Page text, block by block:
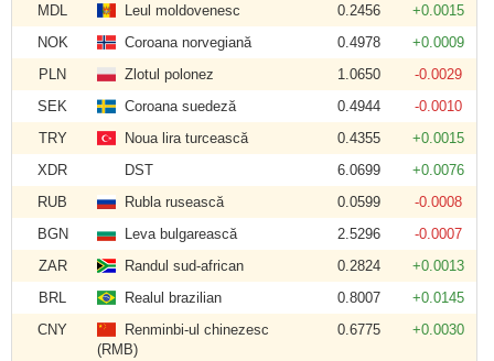
MDL
Leul moldovenesc 0.2456
+0.0015
NOK
Coroana norvegiană 0.4978
+0.0009
PLN
Zlotul polonez 1.0650
-0.0029
SEK
Coroana suedeză 0.4944
-0.0010
TRY
Noua lira turcească 0.4355
+0.0015
XDR
DST 6.0699
+0.0076
RUB
Rubla rusească 0.0599
-0.0008
BGN
Leva bulgarească 2.5296
-0.0007
ZAR
Randul sud-african 0.2824
+0.0013
BRL
Realul brazilian 0.8007
+0.0145
CNY
Renminbi-ul chinezesc
(RMB)
0.6775 +0.0030